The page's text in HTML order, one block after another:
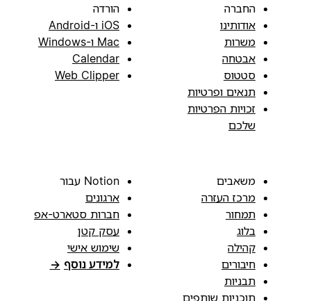
החברה
אודותינו
משרות
אבטחה
סטטוס
תנאים ופרטיות
זכויות הפרטיות
שלכם
הורדה
iOS ו-Android
Mac ו-Windows
Calendar
Web Clipper
משאבים
מרכז העזרה
תמחור
בלוג
קהילה
חיבורים
תבניות
תוכניות שותפים
Notion עבור
ארגונים
חברות סטארט-אפ
עסק קטן
שימוש אישי
למידע נוסף →